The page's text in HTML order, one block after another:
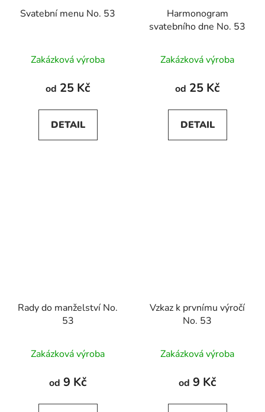
Svatební menu No. 53
Zakázková výroba
od 25 Kč
DETAIL
Harmonogram
svatebního dne No. 53
Zakázková výroba
od 25 Kč
DETAIL
Rady do manželství No.
53
Zakázková výroba
od 9 Kč
Vzkaz k prvnímu výročí
No. 53
Zakázková výroba
od 9 Kč